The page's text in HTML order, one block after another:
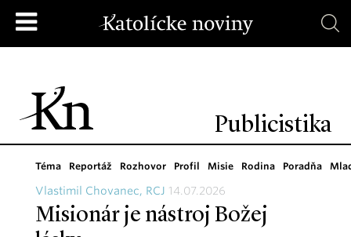
Publicistika
Téma Reportáž Rozhovor Profil Misie Rodina Poradňa
Vlastimil Chovanec, RCJ 14.07.2026
Misionár je nástroj Božej